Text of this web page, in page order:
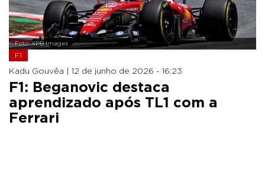
Foto: XPB Images
F1
Kadu Gouvêa | 12 de junho de 2026 - 16:23
F1: Beganovic destaca
aprendizado após TL1 com a
Ferrari